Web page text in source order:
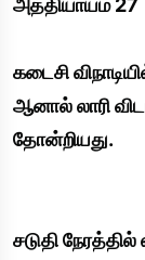
r
r
அத்தியாயம் 27
கடைசி
ஆனால் லாரி
தோன்றியது.
சடுதி